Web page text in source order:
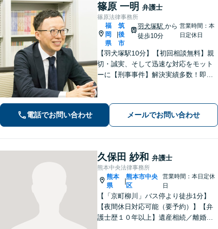
篠原 一明 弁護士
篠原法律事務所
福
岡
県
筑
後
市
羽犬塚駅 から
徒歩10分
営業時間：本
日定休日
【羽犬塚駅10分】【初回相談無料】親
切・誠実、そして迅速な対応をモット
ーに【刑事事件】解決実績多数！即時
選択肢と法的権利を明確にし、納得の
いく決断ができるよう支援いたします
電話でお問い合わせ メールでお問い合わせ
久保田 紗和 弁護士
熊本中央法律事務所
熊本
県
|
熊本市中央
区
営業時間：本日定休
日
【「京町柳川」バス停より徒歩1分】
【夜間休日対応可能（要予約）】【弁
護士歴１０年以上】遺産相続／離婚・